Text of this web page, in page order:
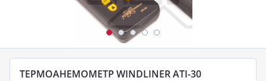
ТЕРМОАНЕМОМЕТР WINDLINER ATI-30